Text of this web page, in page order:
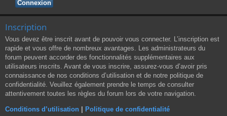
Inscription
Vous devez être inscrit avant de pouvoir vous connecter. L’inscription est
rapide et vous offre de nombreux avantages. Les administrateurs du
forum peuvent accorder des fonctionnalités supplémentaires aux
utilisateurs inscrits. Avant de vous inscrire, assurez-vous d’avoir pris
connaissance de nos conditions d’utilisation et de notre politique de
confidentialité. Veuillez également prendre le temps de consulter
attentivement toutes les règles du forum lors de votre navigation.
Conditions d’utilisation Politique de confidentialité